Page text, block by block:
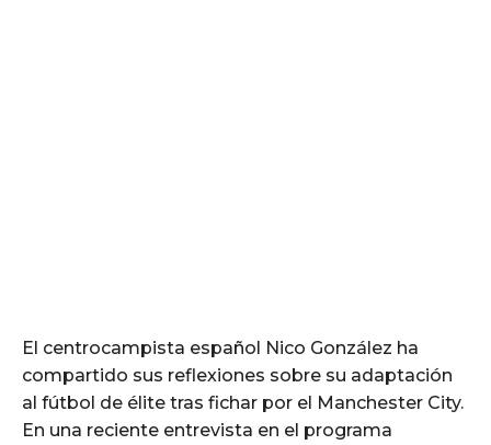
El centrocampista español Nico González ha
compartido sus reflexiones sobre su adaptación
al fútbol de élite tras fichar por el Manchester City.
En una reciente entrevista en el programa